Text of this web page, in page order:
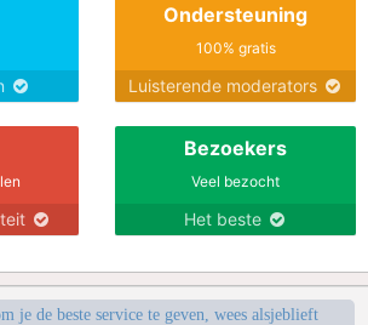
Ondersteuning
100% gratis
Luisterende moderators
Bezoekers
Veel bezocht
Het beste
je de beste service te geven, wees alsjeblieft